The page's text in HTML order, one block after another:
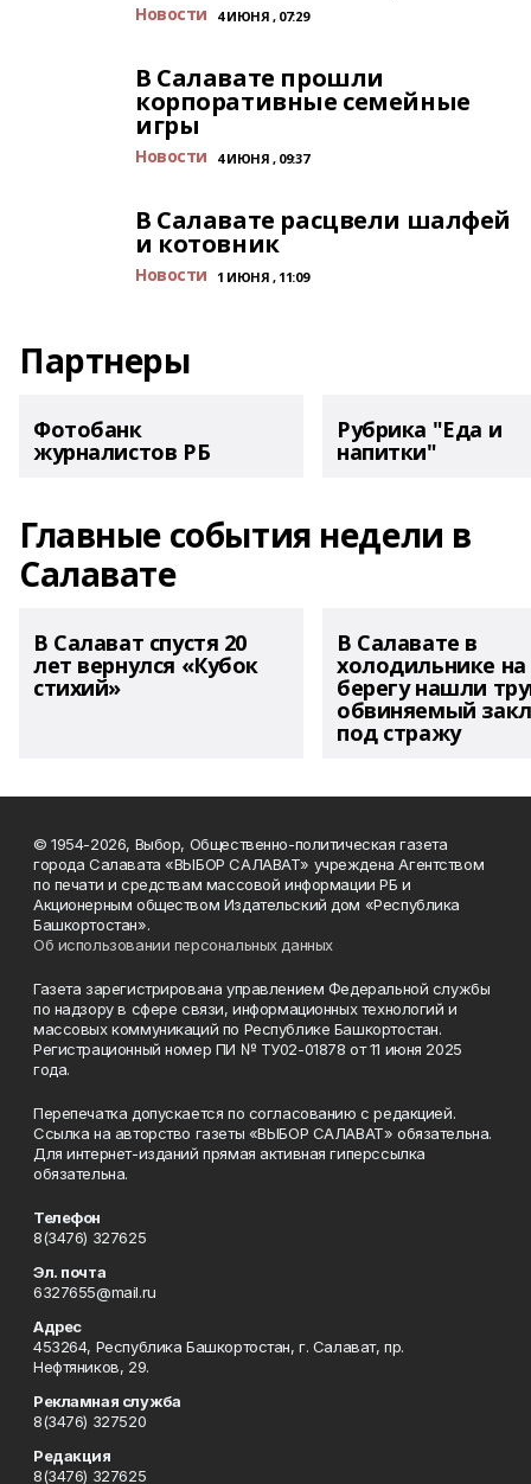
Новости 4 ИЮНЯ , 07:29
В Салавате прошли
корпоративные семейные
игры
Новости 4 ИЮНЯ , 09:37
В Салавате расцвели шалфей
и котовник
Новости 1 ИЮНЯ , 11:09
Партнеры
Фотобанк
журналистов РБ
Рубрика "Еда и
напитки"
Главные события недели в
Салавате
В Салават спустя 20
лет вернулся «Кубок
стихий»
В Салавате в
холодильнике на
берегу нашли
обвиняемый
под стражу
© 1954-2026, Выбор, Общественно-политическая газета
города Салавата «ВЫБОР САЛАВАТ» учреждена Агентством
по печати и средствам массовой информации РБ и
Акционерным обществом Издательский дом «Республика
Башкортостан».
Об использовании персональных данных
Газета зарегистрирована управлением Федеральной службы
по надзору в сфере связи, информационных технологий и
массовых коммуникаций по Республике Башкортостан.
Регистрационный номер ПИ № ТУ02-01878 от 11 июня 2025
года.
Перепечатка допускается по согласованию с редакцией.
Ссылка на авторство газеты «ВЫБОР САЛАВАТ» обязательна.
Для интернет-изданий прямая активная гиперссылка
обязательна.
Телефон
8(3476) 327625
Эл. почта
6327655@mail.ru
Адрес
453264, Республика Башкортостан, г. Салават, пр.
Нефтяников, 29.
Рекламная служба
8(3476) 327520
Редакция
8(3476) 327625